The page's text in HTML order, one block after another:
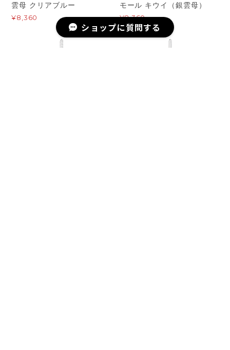
雲母 クリアブルー
¥8,360
モール キウイ（銀雲母）
¥8,360
ショップに質問する